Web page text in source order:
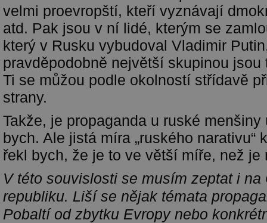
velmi proevropští, kteří vyznávají
atd. Pak jsou v ní lidé, kterým se
který v Rusku vybudoval Vladimir
pravděpodobně největší skupinou jsou
Ti se můžou podle okolností střídavě
strany.
Takže, je propaganda u ruské
bych. Ale jistá míra „ruského narativu“
řekl bych, že je to ve větší míře, než je
V této souvislosti se musím zeptat i na
republiku. Liší se nějak témata
Pobaltí od zbytku Evropy nebo